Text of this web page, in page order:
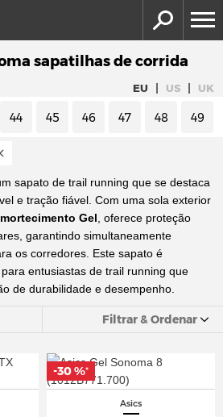
sapatilhas de corrida
EU | US | UK
44 45 46 47 48 49
sapato de trail running que se destaca
e tração fiável. Com uma sola exterior
Gel , oferece proteção
garantindo simultaneamente
os corredores. Este sapato é
entusiastas de trail running que
de durabilidade e desempenho.
Filtrar & Ordenar
Asics
-30 %*